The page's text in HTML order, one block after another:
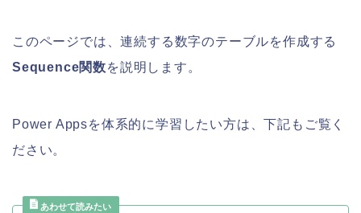
このページでは、連続する数字のテーブルを作成する
Sequence関数を説明します。
Power Appsを体系的に学習したい方は、下記もご覧く
ださい。